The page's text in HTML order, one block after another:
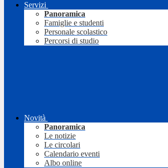
Servizi
Panoramica
Famiglie e studenti
Personale scolastico
Percorsi di studio
Novità
Panoramica
Le notizie
Le circolari
Calendario eventi
Albo online